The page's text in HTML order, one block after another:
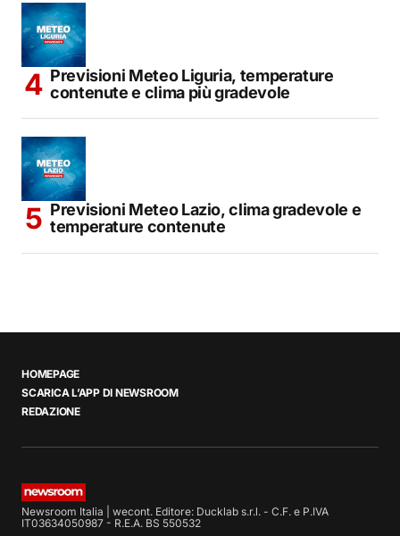
Previsioni Meteo Liguria, temperature
contenute e clima più gradevole
Previsioni Meteo Lazio, clima gradevole e
temperature contenute
HOMEPAGE
SCARICA L’APP DI NEWSROOM
REDAZIONE
Newsroom Italia | wecont. Editore: Ducklab s.r.l. - C.F. e P.IVA
IT03634050987 - R.E.A. BS 550532